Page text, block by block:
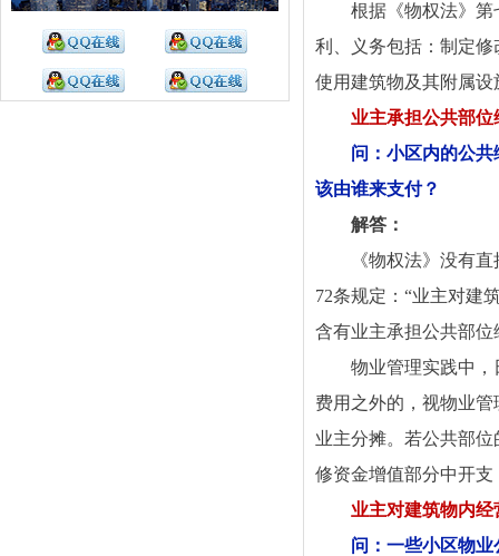
根据《物权法》
利、义务包括：制定
使用建筑物及其附属
业主承担公共部位
问：小区内的公
该由谁来支付？
解答：
《物权法》没有
72条规定：“业主对建
含有业主承担公共部
物业管理实践中
费用之外的，视物业
业主分摊。若公共部
修资金增值部分中开
业主对建筑物内
问：一些小区物